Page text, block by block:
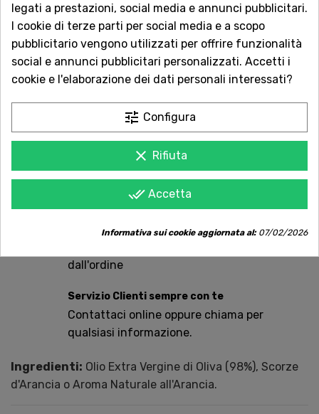
QUANTITÀ
AGGIUNGI AL CARRELLO
Acquista in totale sicurezza
Dal 1957 a Catania. Clicca e leggi le oltre
1.000 recensioni dei nostri clienti.
Spedizioni rapide
dall'ordine
Servizio Clienti sempre con te
Contattaci online oppure chiama per
qualsiasi informazione.
Ingredienti: Olio Extra Vergine di Oliva (98%), Scorze
d'Arancia o Aroma Naturale all'Arancia.
legati a prestazioni, social media e annunci pubblicitari.
I cookie di terze parti per social media e a scopo
pubblicitario vengono utilizzati per offrire funzionalità
social e annunci pubblicitari personalizzati. Accetti i
cookie e l'elaborazione dei dati personali interessati?
tune Configura
clear Rifiuta
done_all Accetta
Informativa sui cookie aggiornata al:07/02/2026